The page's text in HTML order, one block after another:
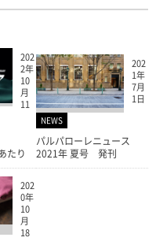
202
2年
10
月
11
たり
202
1年
7月
1日
NEWS
パルパローレニュース
2021年 夏号 発刊
202
0年
10
月
18